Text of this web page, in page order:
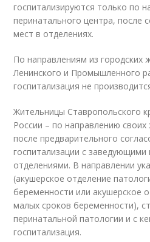
госпитализируются только по
перинатального центра, после
мест в отделениях.
По направлениям из городских
Ленинского и Промышленного
госпитализация не
Жительницы Ставропольского
России – по направлению своих
после предварительного
госпитализации с
отделениями. В направлении
(акушерское отделение
беременности или акушерское
малых сроков беременности),
перинатальной патологии и с
госпитализация.